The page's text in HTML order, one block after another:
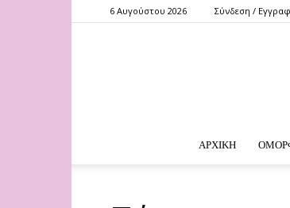
6 Αυγούστου 2026 Σύνδεση /
ΑΡΧΙΚΗ